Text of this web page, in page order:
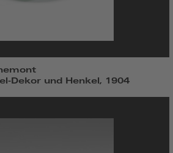
Dekor und Henkel, 1904